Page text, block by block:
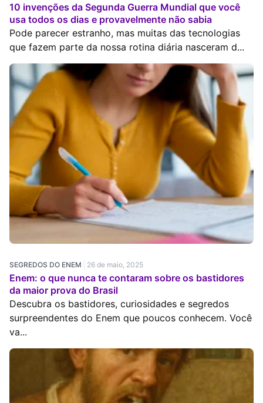
10 invenções da Segunda Guerra Mundial que você
usa todos os dias e provavelmente não sabia
Pode parecer estranho, mas muitas das tecnologias
que fazem parte da nossa rotina diária nasceram d...
SEGREDOS DO ENEM 26 de maio, 2025
Enem: o que nunca te contaram sobre os bastidores
da maior prova do Brasil
Descubra os bastidores, curiosidades e segredos
surpreendentes do Enem que poucos conhecem. Você
va...